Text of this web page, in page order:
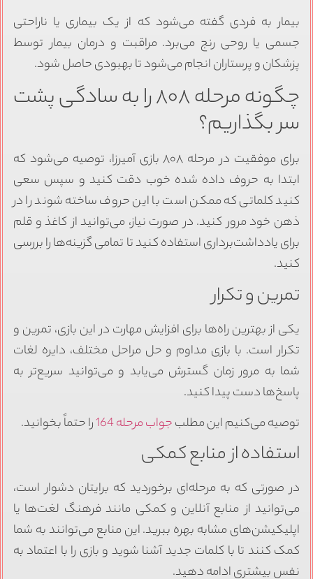
بیمار به فردی گفته می‌شود که از یک بیماری یا ناراحتی
جسمی یا روحی رنج می‌برد. مراقبت و درمان بیمار توسط
پزشکان و پرستاران انجام می‌شود تا بهبودی حاصل شود.
چگونه مرحله ۸۰۸ را به سادگی پشت
سر بگذاریم؟
برای موفقیت در مرحله ۸۰۸ بازی آمیرزا، توصیه می‌شود که
ابتدا به حروف داده شده خوب دقت کنید و سپس سعی
کنید کلماتی که ممکن است با این حروف ساخته شوند را در
ذهن خود مرور کنید. در صورت نیاز، می‌توانید از کاغذ و قلم
برای یادداشت‌برداری استفاده کنید تا تمامی گزینه‌ها را بررسی
کنید.
تمرین و تکرار
یکی از بهترین راه‌ها برای افزایش مهارت در این بازی، تمرین و
تکرار است. با بازی مداوم و حل مراحل مختلف، دایره لغات
شما به مرور زمان گسترش می‌یابد و می‌توانید سریع‌تر به
پاسخ‌ها دست پیدا کنید.
توصیه می‌کنیم این مطلبجواب مرحله 164 را حتماً بخوانید.
استفاده از منابع کمکی
در صورتی که به مرحله‌ای برخوردید که برایتان دشوار است،
می‌توانید از منابع آنلاین و کمکی مانند فرهنگ لغت‌ها یا
اپلیکیشن‌های مشابه بهره ببرید. این منابع می‌توانند به شما
کمک کنند تا با کلمات جدید آشنا شوید و بازی را با اعتماد به
نفس بیشتری ادامه دهید.